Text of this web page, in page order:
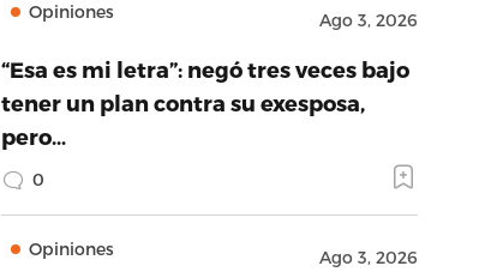
Opiniones Ago 3, 2026
“Esa es mi letra”: negó tres veces bajo
tener un plan contra su exesposa,
pero…
0
Opiniones Ago 3, 2026